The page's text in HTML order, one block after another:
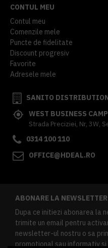
CONTUL MEU
Contul meu
Comenzile mele
Puncte de fidelitate
Discount progresiv
Favorite
Adresele mele
SANITO
WEST BUSINESS
Strada Preciziei, Nr, 3W,
0314 100 110
OFFICE@HDEAL.RO
ABONARE LA NEWSLETTER
Dupa ce initiezi abonarea la
trimite un email pentru
newsletter-ul nostru o sa
promotional sau informativ